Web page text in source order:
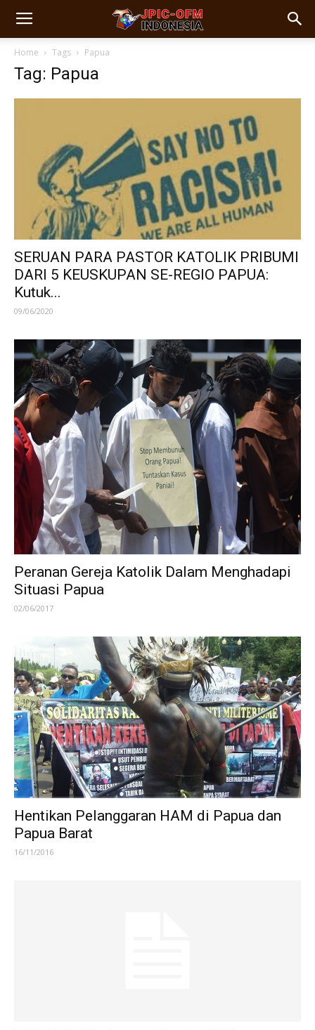
Home Tags Papua
Tag: Papua
SERUAN PARA PASTOR KATOLIK PRIBUMI
DARI 5 KEUSKUPAN SE-REGIO PAPUA:
Kutuk...
09/06/2020
Peranan Gereja Katolik Dalam Menghadapi
Situasi Papua
02/06/2017
Hentikan Pelanggaran HAM di Papua dan
Papua Barat
16/11/2016